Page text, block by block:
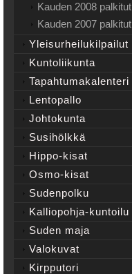
Kauden 2008 palkitut
Kauden 2007 palkitut
Yleisurheilukilpailut
Kuntoliikunta
Tapahtumakalenteri
Lentopallo
Johtokunta
Susihölkkä
Hippo-kisat
Osmo-kisat
Sudenpolku
Kalliopohja-kuntoilu
Suden maja
Valokuvat
Kirpputori